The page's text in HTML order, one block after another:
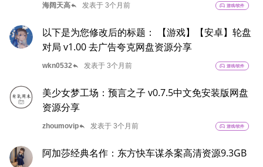
海阔天高reply 发表于 3个月前 sports_esports 游戏/软件
以下是为您修改后的标题： 【游戏】【安卓】轮盘
对局 v1.00 去广告夸克网盘资源分享
wkn0532reply 发表于 3个月前 sports_esports 游戏/软件
美少女梦工场：预言之子 v0.7.5中文免安装版网盘
资源分享
zhoumovipreply 发表于 3个月前 sports_esports 游戏/软件
阿加莎经典名作：东方快车谋杀案高清资源9.3GB